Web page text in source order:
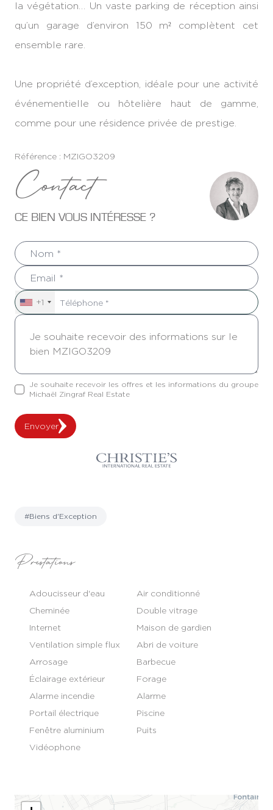
la végétation… Un vaste parking de réception ainsi
qu’un garage d’environ 150 m² complètent cet
ensemble rare.
Une propriété d’exception, idéale pour une activité
événementielle ou hôtelière haut de gamme,
comme pour une résidence privée de prestige.
Référence : MZIGO3209
Contact
CE BIEN VOUS INTÉRESSE ?
+1
Je souhaite recevoir les offres et les informations du groupe
Michaël Zingraf Real Estate
Envoyer
#Biens d'Exception
Prestations
Adoucisseur d'eau
Air conditionné
Cheminée
Double vitrage
Internet
Maison de gardien
Ventilation simple flux
Abri de voiture
Arrosage
Barbecue
Éclairage extérieur
Forage
Alarme incendie
Alarme
Portail électrique
Piscine
Fenêtre aluminium
Puits
Vidéophone